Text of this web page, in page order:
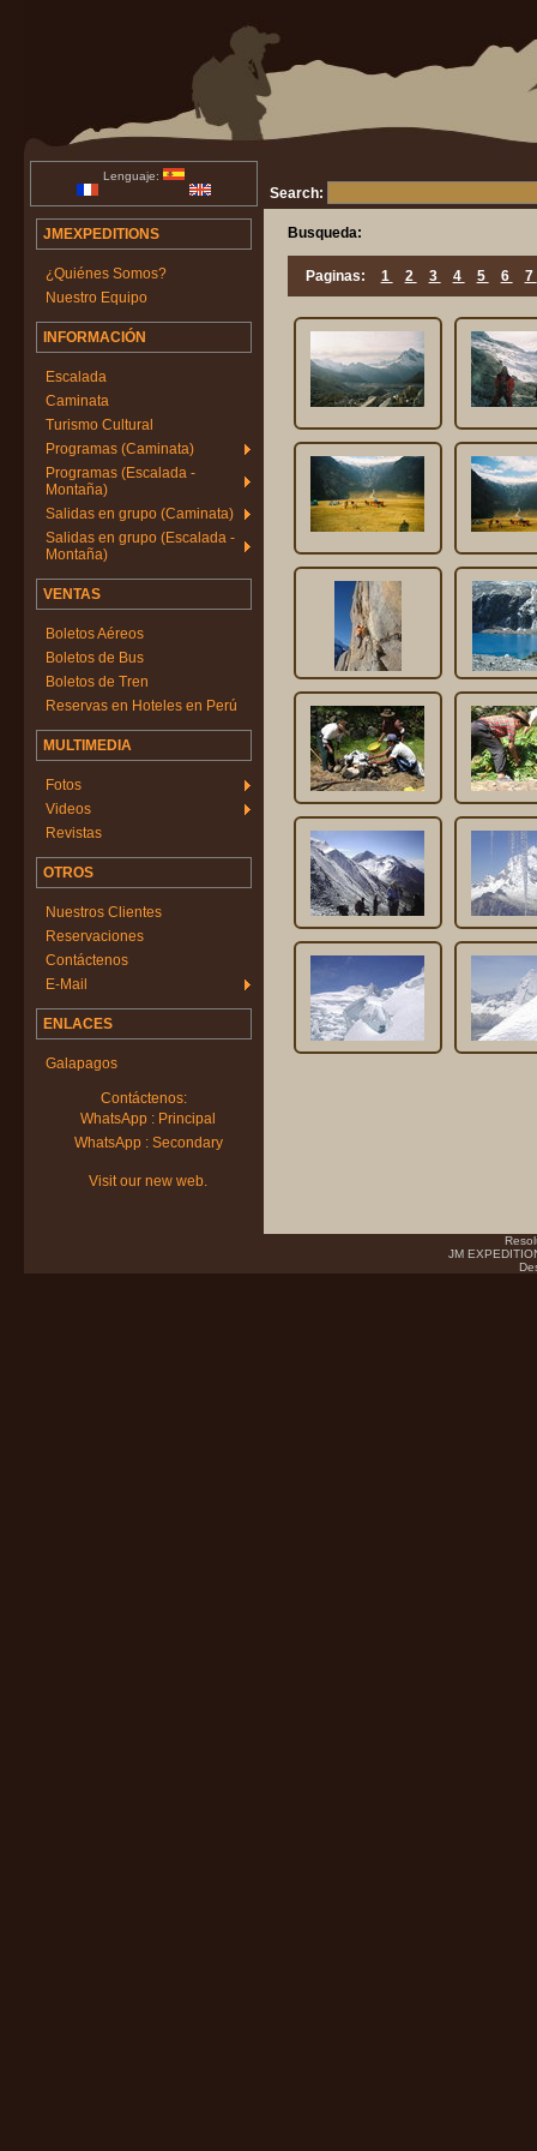
Lenguaje:
JMEXPEDITIONS
¿Quiénes Somos?
Nuestro Equipo
INFORMACIÓN
Escalada
Caminata
Turismo Cultural
Programas (Caminata)
Programas (Escalada -
Montaña)
Salidas en grupo (Caminata)
Salidas en grupo (Escalada -
Montaña)
VENTAS
Boletos Aéreos
Boletos de Bus
Boletos de Tren
Reservas en Hoteles en Perú
MULTIMEDIA
Fotos
Videos
Revistas
OTROS
Nuestros Clientes
Reservaciones
Contáctenos
E-Mail
ENLACES
Galapagos
Contáctenos:
WhatsApp : Principal
WhatsApp : Secondary
Visit our new web.
Search:
Busqueda:
Paginas: 1 2 3 4 5 6 7
JM